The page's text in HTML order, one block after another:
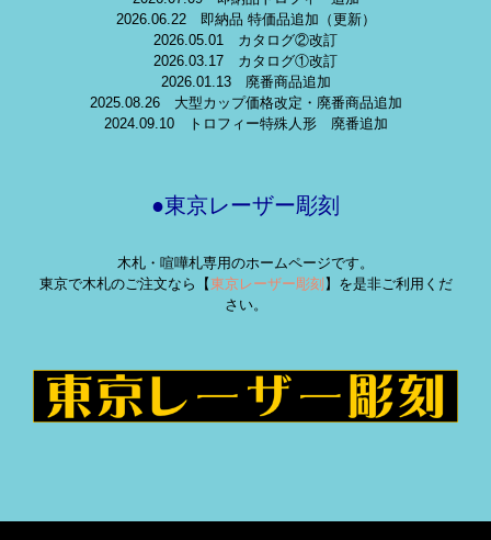
2026.06.22 即納品 特価品追加（更新）
2026.05.01 カタログ②改訂
2026.03.17 カタログ①改訂
2026.01.13 廃番商品追加
2025.08.26 大型カップ価格改定・廃番商品追加
2024.09.10 トロフィー特殊人形 廃番追加
●東京レーザー彫刻
木札・喧嘩札専用のホームページです。
東京で木札のご注文なら【東京レーザー彫刻 】を是非ご利用くだ
さい。